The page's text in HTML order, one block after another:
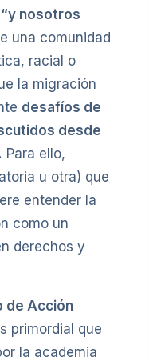
nosotros
una comunidad
racial o
la migración
desafíos de
desde
Para ello,
u otra) que
entender la
como un
derechos y
de Acción
primordial que
la academia